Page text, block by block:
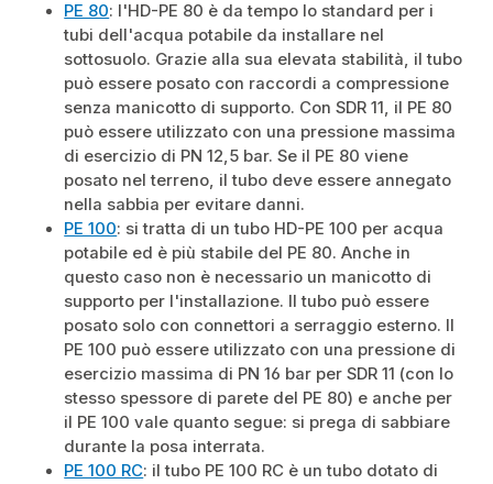
PE 80: l'HD-PE 80 è da tempo lo standard per i
tubi dell'acqua potabile da installare nel
sottosuolo. Grazie alla sua elevata stabilità, il tubo
può essere posato con raccordi a compressione
senza manicotto di supporto. Con SDR 11, il PE 80
può essere utilizzato con una pressione massima
di esercizio di PN 12,5 bar. Se il PE 80 viene
posato nel terreno, il tubo deve essere annegato
nella sabbia per evitare danni.
PE 100: si tratta di un tubo HD-PE 100 per acqua
potabile ed è più stabile del PE 80. Anche in
questo caso non è necessario un manicotto di
supporto per l'installazione. Il tubo può essere
posato solo con connettori a serraggio esterno. Il
PE 100 può essere utilizzato con una pressione di
esercizio massima di PN 16 bar per SDR 11 (con lo
stesso spessore di parete del PE 80) e anche per
il PE 100 vale quanto segue: si prega di sabbiare
durante la posa interrata.
PE 100 RC: il tubo PE 100 RC è un tubo dotato di